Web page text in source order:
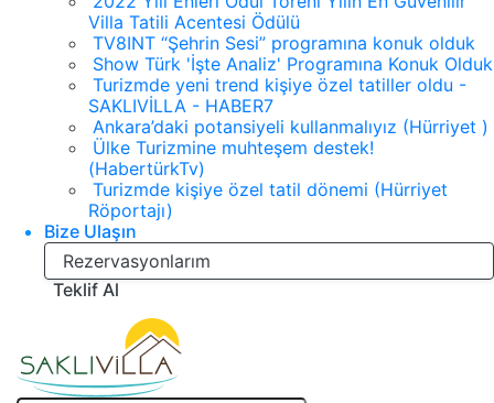
Villa Tatili Acentesi Ödülü
TV8INT “Şehrin Sesi” programına konuk olduk
Show Türk 'İşte Analiz' Programına Konuk Olduk
Turizmde yeni trend kişiye özel tatiller oldu -
SAKLIVİLLA - HABER7
Ankara’daki potansiyeli kullanmalıyız (Hürriyet )
Ülke Turizmine muhteşem destek!
(HabertürkTv)
Turizmde kişiye özel tatil dönemi (Hürriyet
Röportajı)
Bize Ulaşın
Rezervasyonlarım
Teklif Al